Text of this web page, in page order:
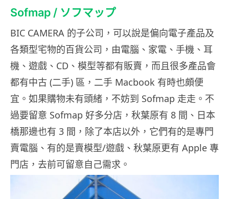
Sofmap / ソフマップ
BIC CAMERA 的子公司，可以說是偏向電子產品及
各類型宅物的百貨公司，由電腦、家電、手機、耳
機、遊戲、CD、模型等都有販賣，而且很多產品會
都有中古 (二手) 區，二手 Macbook 有時也頗便
宜。如果購物未有頭緒，不妨到 Sofmap 走走。不
過要留意 Sofmap 好多分店，秋葉原有 8 間、日本
橋那邊也有 3 間，除了本店以外，它們有的是專門
賣電腦、有的是賣模型/遊戲、秋葉原更有 Apple 專
門店，去前可留意自己需求。